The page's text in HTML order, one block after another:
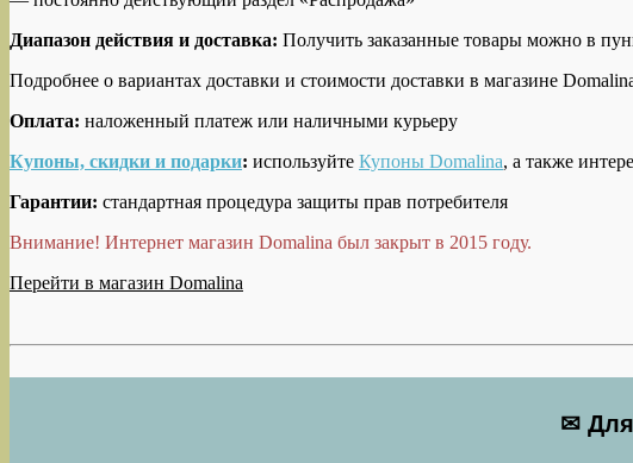
Диапазон действия и доставка: Получить заказанные товары можно в
Подробнее о вариантах доставки и стоимости доставки в магазине
Оплата: наложенный платеж или наличными курьеру
Купоны, скидки и подарки: используйте Купоны Domalina, а также
Гарантии: стандартная процедура защиты прав потребителя
Внимание! Интернет магазин Domalina был закрыт в 2015 году.
Перейти в магазин Domalina
✉ Для